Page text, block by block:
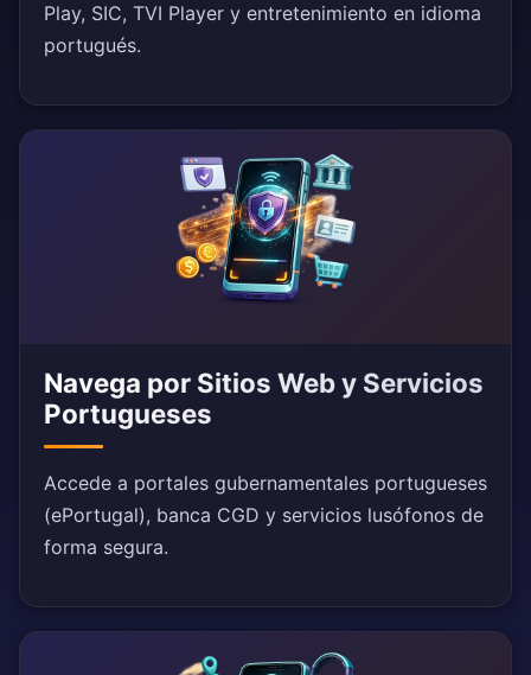
Play, SIC, TVI Player y entretenimiento en idioma
portugués.
Navega por Sitios Web y Servicios
Portugueses
Accede a portales gubernamentales portugueses
(ePortugal), banca CGD y servicios lusófonos de
forma segura.